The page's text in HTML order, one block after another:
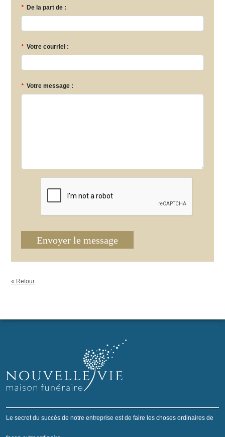
* De la part de :
* Votre courriel :
* Votre message :
Envoyer le message
« Retour
Le secret du succès de notre entreprise est de faire les choses ordinaires de